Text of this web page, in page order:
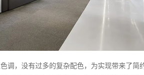
调，没有过多的复杂配色，为实现带来了